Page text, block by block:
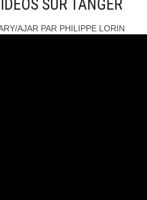
SUR TANGER
AJAR PAR PHILIPPE LORIN